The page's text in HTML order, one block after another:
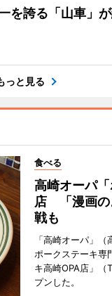
を誇る「山車」
っと見る
食べる
高崎オーパ
店 「漫画の
戦も
「高崎オーパ」（
ポークステーキ専
キ高崎OPA店」
プンした。